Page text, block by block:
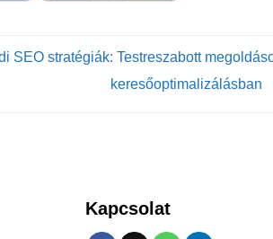
SEO stratégiák: Testreszabott
keresőoptimalizálásban
Kapcsolat